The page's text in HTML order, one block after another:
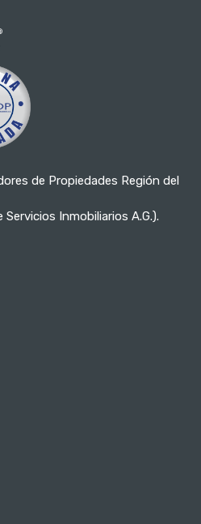
de Propiedades Región del
Servicios Inmobiliarios A.G.).